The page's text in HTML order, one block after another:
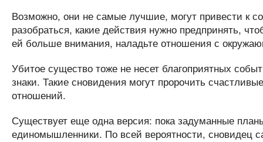
Возможно, они не самые лучшие, могут привести к
разобраться, какие действия нужно предпринять,
ей больше внимания, наладьте отношения с
Убитое существо тоже не несет благоприятных
знаки. Такие сновидения могут пророчить
отношений.
Существует еще одна версия: пока задуманные
единомышленники. По всей вероятности, сновидец